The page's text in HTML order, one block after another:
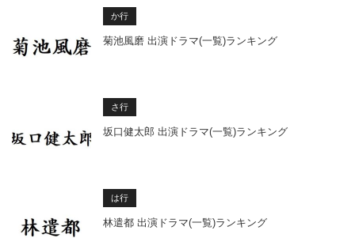
か行
菊池風磨 出演ドラマ(一覧)ランキング
さ行
坂口健太郎 出演ドラマ(一覧)ランキング
は行
林遣都 出演ドラマ(一覧)ランキング